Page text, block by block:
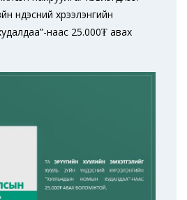
үндэсний хүрээлэнгийн
наас 25.000₮ авах